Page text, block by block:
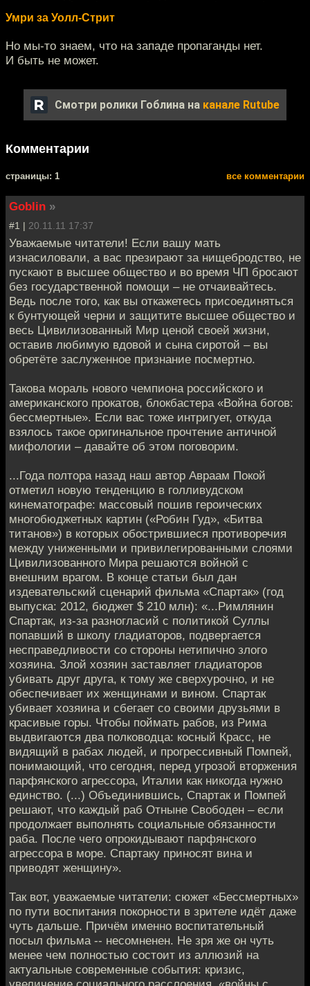
Умри за Уолл-Стрит
Но мы-то знаем, что на западе пропаганды нет.
И быть не может.
Смотри ролики Гоблина на канале Rutube
Комментарии
cтраницы: 1 все комментарии
Goblin »
#1 | 20.11.11 17:37
Уважаемые читатели! Если вашу мать
изнасиловали, а вас презирают за нищебродство, не
пускают в высшее общество и во время ЧП бросают
без государственной помощи – не отчаивайтесь.
Ведь после того, как вы откажетесь присоединяться
к бунтующей черни и защитите высшее общество и
весь Цивилизованный Мир ценой своей жизни,
оставив любимую вдовой и сына сиротой – вы
обретёте заслуженное признание посмертно.
Такова мораль нового чемпиона российского и
американского прокатов, блокбастера «Война богов:
бессмертные». Если вас тоже интригует, откуда
взялось такое оригинальное прочтение античной
мифологии – давайте об этом поговорим.
...Года полтора назад наш автор Авраам Покой
отметил новую тенденцию в голливудском
кинематографе: массовый пошив героических
многобюджетных картин («Робин Гуд», «Битва
титанов») в которых обострившиеся противоречия
между униженными и привилегированными слоями
Цивилизованного Мира решаются войной с
внешним врагом. В конце статьи был дан
издевательский сценарий фильма «Спартак» (год
выпуска: 2012, бюджет $ 210 млн): «...Римлянин
Спартак, из-за разногласий с политикой Суллы
попавший в школу гладиаторов, подвергается
несправедливости со стороны нетипично злого
хозяина. Злой хозяин заставляет гладиаторов
убивать друг друга, к тому же сверхурочно, и не
обеспечивает их женщинами и вином. Спартак
убивает хозяина и сбегает со своими друзьями в
красивые горы. Чтобы поймать рабов, из Рима
выдвигаются два полководца: косный Красс, не
видящий в рабах людей, и прогрессивный Помпей,
понимающий, что сегодня, перед угрозой вторжения
парфянского агрессора, Италии как никогда нужно
единство. (...) Объединившись, Спартак и Помпей
решают, что каждый раб Отныне Свободен – если
продолжает выполнять социальные обязанности
раба. После чего опрокидывают парфянского
агрессора в море. Спартаку приносят вина и
приводят женщину».
Так вот, уважаемые читатели: сюжет «Бессмертных»
по пути воспитания покорности в зрителе идёт даже
чуть дальше. Причём именно воспитательный
посыл фильма -- несомненен. Не зря же он чуть
менее чем полностью состоит из аллюзий на
актуальные современные события: кризис,